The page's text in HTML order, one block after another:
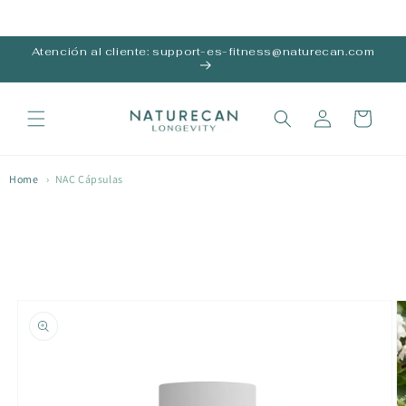
Atención al cliente: support-es-fitness@naturecan.com
Iniciar
sesión
Carrito
Home › NAC Cápsulas